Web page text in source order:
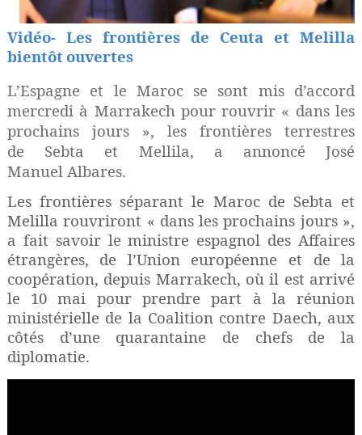
Vidéo- Les frontières de Ceuta et Melilla
bientôt ouvertes
L’Espagne et le Maroc se sont mis d’accord
mercredi à Marrakech pour rouvrir « dans les
prochains jours », les frontières terrestres
de Sebta et Mellila, a annoncé José
Manuel Albares.
Les frontières séparant le Maroc de Sebta et
Melilla rouvriront « dans les prochains jours »,
a fait savoir le ministre espagnol des Affaires
étrangères, de l’Union européenne et de la
coopération, depuis Marrakech, où il est arrivé
le 10 mai pour prendre part à la réunion
ministérielle de la Coalition contre Daech, aux
côtés d’une quarantaine de chefs de la
diplomatie.